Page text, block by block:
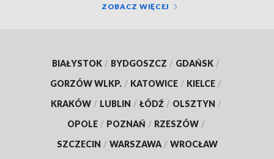
ZOBACZ WIĘCEJ
BIAŁYSTOK / BYDGOSZCZ / GDAŃSK /
GORZÓW WLKP. / KATOWICE / KIELCE /
KRAKÓW / LUBLIN / ŁÓDŹ / OLSZTYN /
OPOLE / POZNAŃ / RZESZÓW /
SZCZECIN / WARSZAWA / WROCŁAW